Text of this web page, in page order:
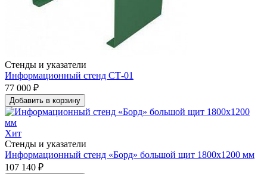
Стенды и указатели
Информационный стенд СТ-01
77 000 ₽
Добавить в корзину
Хит
Стенды и указатели
Информационный стенд «Борд» большой щит 1800x1200 мм
107 140 ₽